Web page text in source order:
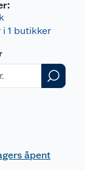
i 1 butikker
åpent